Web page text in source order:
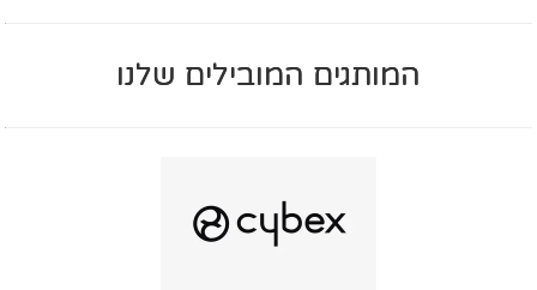
המותגים המובילים שלנו